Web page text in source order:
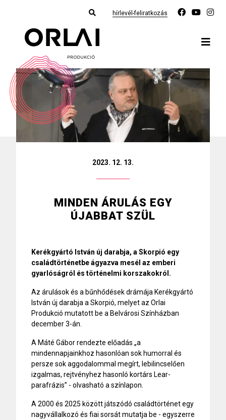
hírlevél-feliratkozás
2023. 12. 13.
MINDEN ÁRULÁS EGY
ÚJABBAT SZÜL
Kerékgyártó István új darabja, a Skorpió egy
családtörténetbe ágyazva mesél az emberi
gyarlóságról és történelmi korszakokról.
Az árulások és a bűnhődések drámája Kerékgyártó
István új darabja a Skorpió, melyet az Orlai
Produkció mutatott be a Belvárosi Színházban
december 3-án.
A Máté Gábor rendezte előadás „a
mindennapjainkhoz hasonlóan sok humorral és
persze sok aggodalommal megírt, lebilincselően
izgalmas, rejtvényhez hasonló kortárs Lear-
parafrázis” - olvasható a színlapon.
A 2000 és 2025 között játszódó családtörténet egy
nagyvállalkozó és fiai sorsát mutatja be - egyszerre